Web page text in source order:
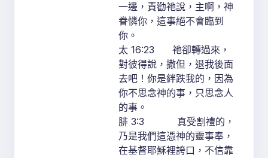
一邊，責勸祂說，主啊，神
眷憐你，這事絕不會臨到
你。
太 16:23 祂卻轉過來，
對彼得說，撒但，退我後面
去吧！你是絆跌我的，因為
你不思念神的事，只思念人
的事。
腓 3:3 真受割禮的，
乃是我們這憑神的靈事奉，
在基督耶穌裡誇口，不信靠